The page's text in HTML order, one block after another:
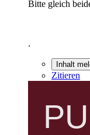
Bitte gleich
.
Inhalt
Zitieren